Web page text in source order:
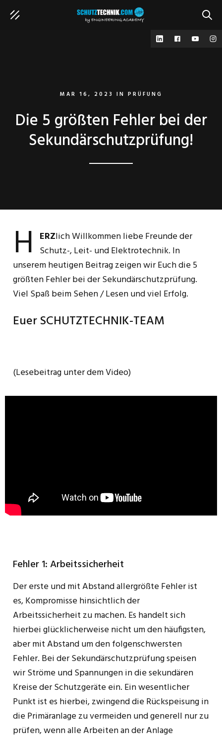
MAR 16, 2023 IN PRÜFUNG
Die 5 größten Fehler bei der
Sekundärschutzprüfung!
H ERZlich Willkommen liebe Freunde der
Schutz-, Leit- und Elektrotechnik. In
unserem heutigen Beitrag zeigen wir Euch die 5
größten Fehler bei der Sekundärschutzprüfung.
Viel Spaß beim Sehen / Lesen und viel Erfolg.
Euer SCHUTZTECHNIK-TEAM
(Lesebeitrag unter dem Video)
Fehler 1: Arbeitssicherheit
Der erste und mit Abstand allergrößte Fehler ist
es, Kompromisse hinsichtlich der
Arbeitssicherheit zu machen. Es handelt sich
hierbei glücklicherweise nicht um den häufigsten,
aber mit Abstand um den folgenschwersten
Fehler. Bei der Sekundärschutzprüfung speisen
wir Ströme und Spannungen in die sekundären
Kreise der Schutzgeräte ein. Ein wesentlicher
Punkt ist es hierbei, zwingend die Rückspeisung in
die Primäranlage zu vermeiden und generell nur zu
prüfen, wenn alle Arbeiten an der Anlage